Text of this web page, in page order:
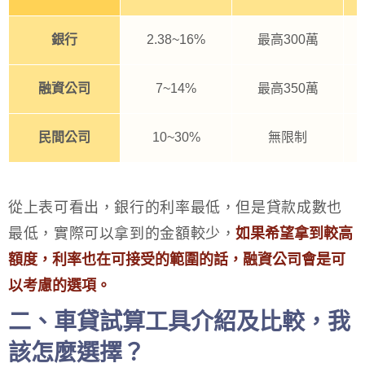
銀行 2.38~16% 最高300萬
融資公司 7~14% 最高350萬
民間公司 10~30% 無限制
從上表可看出，銀行的利率最低，但是貸款成數也
最低，實際可以拿到的金額較少，如果希望拿到較高
額度，利率也在可接受的範圍的話，融資公司會是可
以考慮的選項。
二、車貸試算工具介紹及比較，我
該怎麼選擇？